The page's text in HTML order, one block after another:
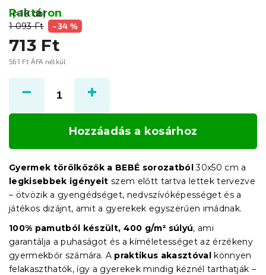
1 093 Ft –34 %
713 Ft
561 Ft ÁFA nélkül
Raktáron
(>10 db)
Hozzáadás a kosárhoz
Gyermek törölközők a BEBÉ sorozatból30x50 cm a
legkisebbek igényeit szem előtt tartva lettek tervezve
– ötvözik a gyengédséget, nedvszívóképességet és a
játékos dizájnt, amit a gyerekek egyszerűen imádnak.
100% pamutból készült, 400 g/m² súlyú, ami
garantálja a puhaságot és a kíméletességet az érzékeny
gyermekbőr számára. A praktikus akasztóval könnyen
felakaszthatók, így a gyerekek mindig kéznél tarthatják –